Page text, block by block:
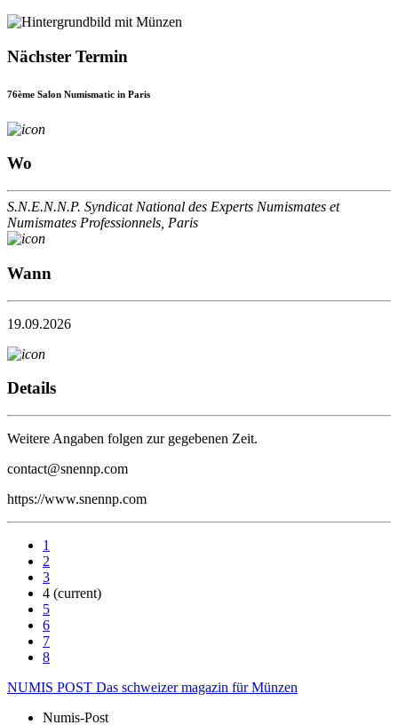
Nächster Termin
76ème Salon Numismatic in Paris
Wo
S.N.E.N.N.P. Syndicat National des Experts Numismates et
Numismates Professionnels, Paris
Wann
19.09.2026
Details
Weitere Angaben folgen zur gegebenen Zeit.
contact@snennp.com
https://www.snennp.com
1
2
3
4 (current)
5
6
7
8
NUMIS POST Das schweizer magazin für Münzen
Numis-Post